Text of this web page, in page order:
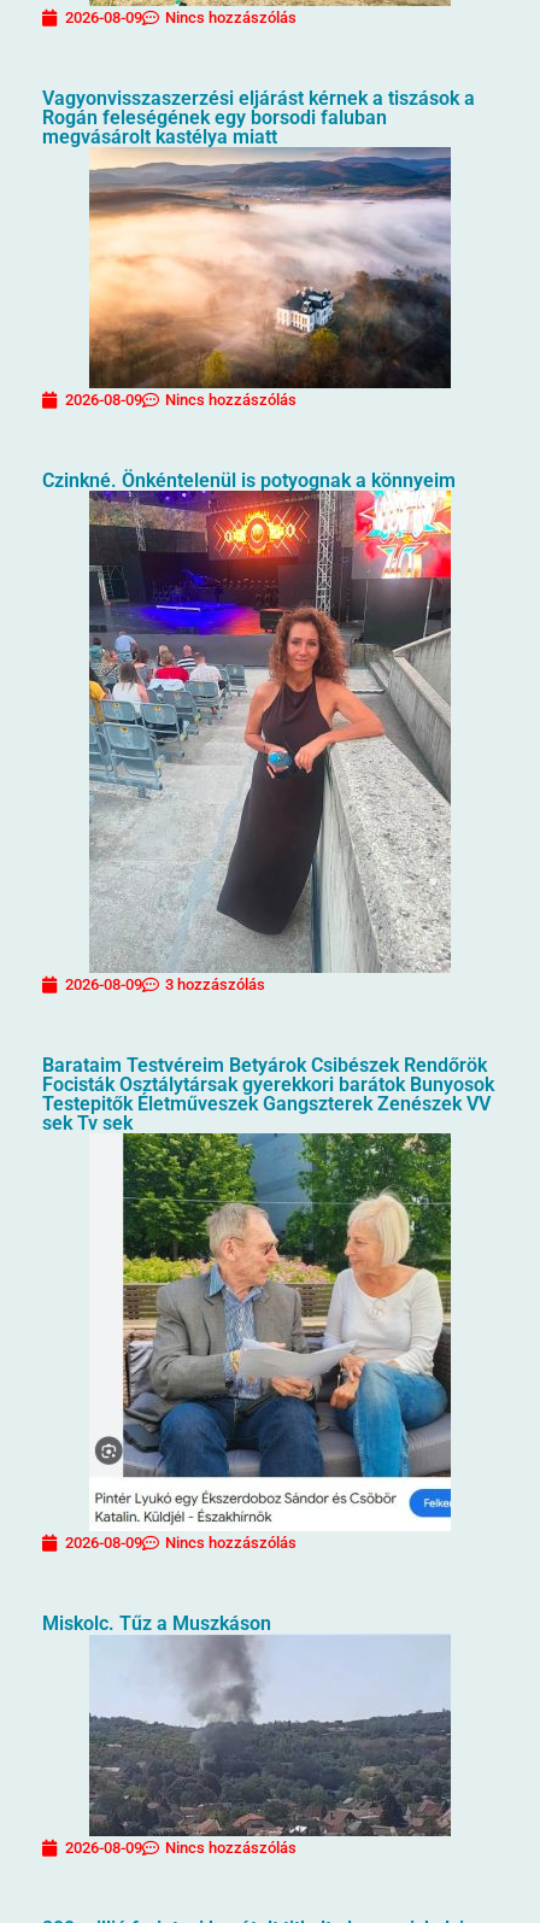
2026-08-09 Nincs hozzászólás
Vagyonvisszaszerzési eljárást kérnek a tiszások a
Rogán feleségének egy borsodi faluban
megvásárolt kastélya miatt
2026-08-09 Nincs hozzászólás
Czinkné. Önkéntelenül is potyognak a könnyeim
2026-08-09 3 hozzászólás
Barataim Testvéreim Betyárok Csibészek Rendőrök
Focisták Osztálytársak gyerekkori barátok Bunyosok
Testepitők Életműveszek Gangszterek Zenészek VV
sek Tv sek
2026-08-09 Nincs hozzászólás
Miskolc. Tűz a Muszkáson
2026-08-09 Nincs hozzászólás